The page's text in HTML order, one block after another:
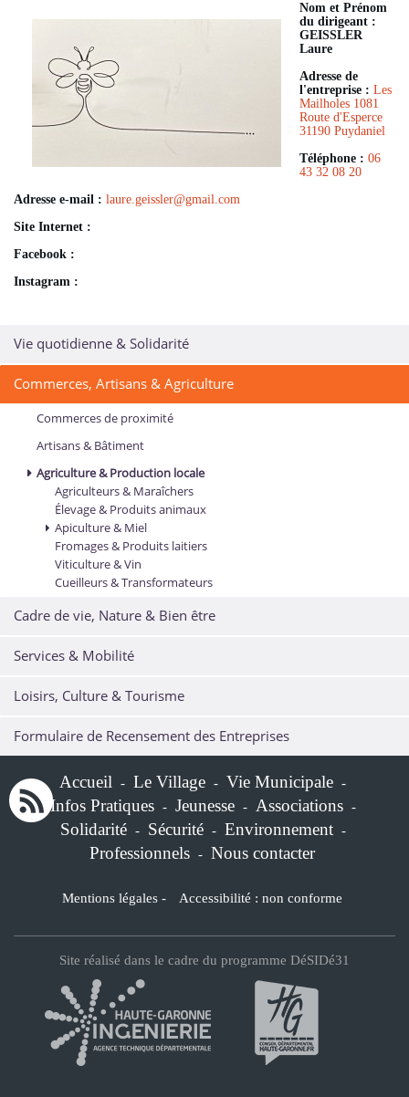
Nom et Prénom
du dirigeant :
GEISSLER
Laure
Adresse de
l'entreprise : Les
Mailholes 1081
Route d'Esperce
31190 Puydaniel
Téléphone : 06
43 32 08 20
Adresse e-mail : laure.geissler@gmail.com
Site Internet :
Facebook :
Instagram :
Vie quotidienne & Solidarité
Commerces, Artisans & Agriculture
Commerces de proximité
Artisans & Bâtiment
Agriculture & Production locale
Agriculteurs & Maraîchers
Élevage & Produits animaux
Apiculture & Miel
Fromages & Produits laitiers
Viticulture & Vin
Cueilleurs & Transformateurs
Cadre de vie, Nature & Bien être
Services & Mobilité
Loisirs, Culture & Tourisme
Formulaire de Recensement des Entreprises
Accueil - Le Village - Vie Municipale -
Infos Pratiques - Jeunesse - Associations -
Solidarité - Sécurité - Environnement -
Professionnels - Nous contacter
Mentions légales - Accessibilité : non conforme
Site réalisé dans le cadre du programme DéSIDé31